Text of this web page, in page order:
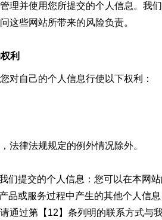
理并使用您所提交的个人信息。我
这些网站所带来的风险负责。
利
对自己的个人信息行使以下权利：
法律法规规定的例外情况除外。
提交的个人信息：您可以在本网
或服务过程中产生的其他个人信
通过第【12】条列明的联系方式与